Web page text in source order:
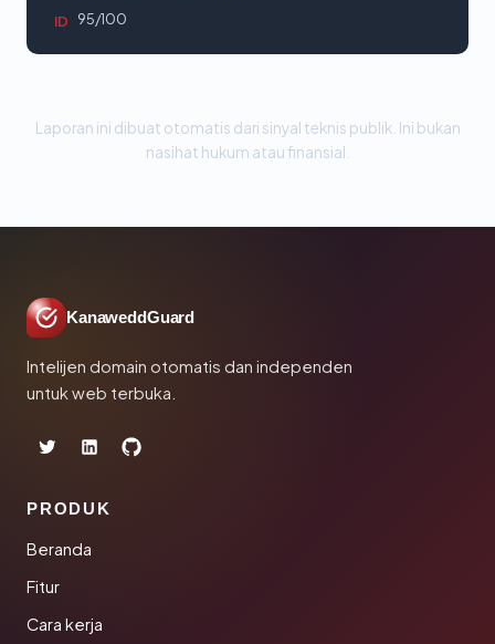
ID 95/100
Laporan ini dibuat otomatis dari sinyal teknis publik. Ini bukan
nasihat hukum atau finansial.
KanaweddGuard
Intelijen domain otomatis dan independen
untuk web terbuka.
PRODUK
Beranda
Fitur
Cara kerja